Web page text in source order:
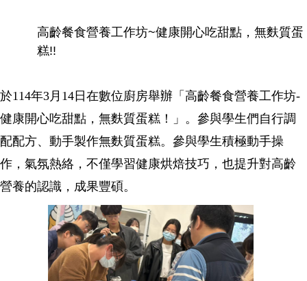
高齡餐食營養工作坊~健康開心吃甜點，無麩質蛋
糕!!
於114年3月14日在數位廚房舉辦「高齡餐食營養工作坊-
健康開心吃甜點，無麩質蛋糕！」。參與學生們自行調
配配方、動手製作無麩質蛋糕。參與學生積極動手操
作，氣氛熱絡，不僅學習健康烘焙技巧，也提升對高齡
營養的認識，成果豐碩。